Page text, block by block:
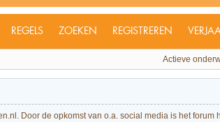
REGELS ZOEKEN REGISTREREN
Actieve
Door de opkomst van o.a. social media is het